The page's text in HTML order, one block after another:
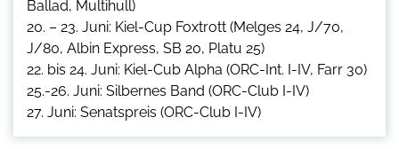
Ballad, Multihull)
20. – 23. Juni: Kiel-Cup Foxtrott (Melges 24, J/70,
J/80, Albin Express, SB 20, Platu 25)
22. bis 24. Juni: Kiel-Cub Alpha (ORC-Int. I-IV, Farr 30)
25.-26. Juni: Silbernes Band (ORC-Club I-IV)
27. Juni: Senatspreis (ORC-Club I-IV)